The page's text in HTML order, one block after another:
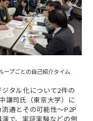
ープごとの自己紹介タイム
タル化について2件の
謙司氏（東京大学）に
通とその可能性～P2P
で、実証実験などの例